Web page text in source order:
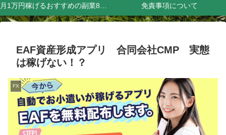
月1万円稼げるおすすめの副業8選！効率よく稼ぐためにやるべきことは？ 免責事項について
EAF資産形成アプリ 合同会社CMP 実態
は稼げない！？
FX